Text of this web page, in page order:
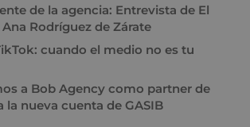
de la agencia: Entrevista de El
Rodríguez de Zárate
cuando el medio no es tu
a Bob Agency como partner de
la nueva cuenta de GASIB